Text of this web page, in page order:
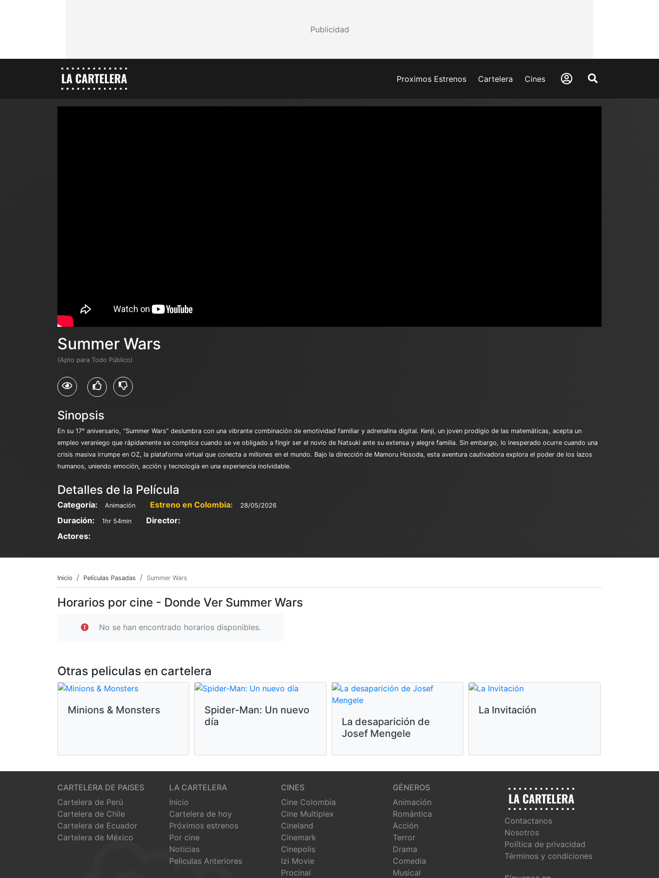
Publicidad
Proximos Estrenos Cartelera Cines
Summer Wars
(Apto para Todo Público)
Sinopsis
En su 17° aniversario, “Summer Wars” deslumbra con una vibrante combinación de emotividad familiar y adrenalina digital. Kenji, un joven prodigio de las matemáticas, acepta un
empleo veraniego que rápidamente se complica cuando se ve obligado a fingir ser el novio de Natsuki ante su extensa y alegre familia. Sin embargo, lo inesperado ocurre cuando una
crisis masiva irrumpe en OZ, la plataforma virtual que conecta a millones en el mundo. Bajo la dirección de Mamoru Hosoda, esta aventura cautivadora explora el poder de los lazos
humanos, uniendo emoción, acción y tecnología en una experiencia inolvidable.
Detalles de la Película
Categoría: Animación Estreno en Colombia: 28/05/2026
Duración: 1hr 54min
Director:
Actores:
Inicio Películas Pasadas Summer Wars
Horarios por cine - Donde Ver Summer Wars
No se han encontrado horarios disponibles.
Otras peliculas en cartelera
Minions & Monsters
Spider-Man: Un nuevo
día
La desaparición de
Josef Mengele
La Invitación
CARTELERA DE PAISES
Cartelera de Perú
Cartelera de Chile
Cartelera de Ecuador
Cartelera de México
LA CARTELERA
Inicio
Cartelera de hoy
Próximos estrenos
Por cine
Noticias
Peliculas Anteriores
CINES
Cine Colombia
Cine Multiplex
Cineland
Cinemark
Cinepolis
Izi Movie
Procinal
GÉNEROS
Animación
Romántica
Acción
Terror
Drama
Comedia
Musical
Contactanos
Nosotros
Política de privacidad
Términos y condiciones